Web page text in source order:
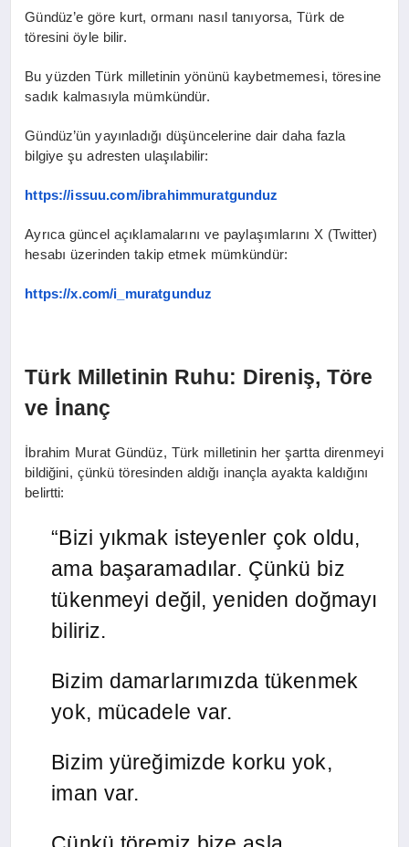
Gündüz’e göre kurt, ormanı nasıl tanıyorsa, Türk de
töresini öyle bilir.
Bu yüzden Türk milletinin yönünü kaybetmemesi, töresine
sadık kalmasıyla mümkündür.
Gündüz’ün yayınladığı düşüncelerine dair daha fazla
bilgiye şu adresten ulaşılabilir:
https://issuu.com/ibrahimmuratgunduz
Ayrıca güncel açıklamalarını ve paylaşımlarını X (Twitter)
hesabı üzerinden takip etmek mümkündür:
https://x.com/i_muratgunduz
Türk Milletinin Ruhu: Direniş, Töre
ve İnanç
İbrahim Murat Gündüz, Türk milletinin her şartta direnmeyi
bildiğini, çünkü töresinden aldığı inançla ayakta kaldığını
belirtti:
“Bizi yıkmak isteyenler çok oldu,
ama başaramadılar. Çünkü biz
tükenmeyi değil, yeniden doğmayı
biliriz.
Bizim damarlarımızda tükenmek
yok, mücadele var.
Bizim yüreğimizde korku yok,
iman var.